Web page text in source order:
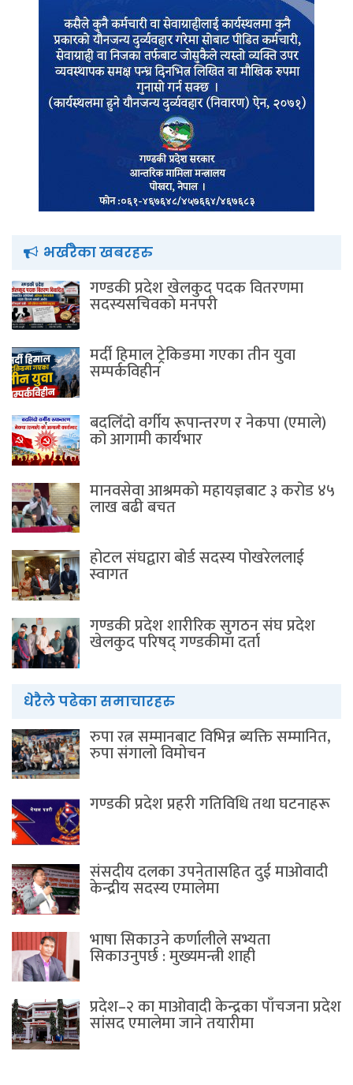
भर्खरैका खबरहरु
गण्डकी प्रदेश खेलकुद पदक वितरणमा
सदस्यसचिवकाे मनपरी
मर्दी हिमाल ट्रेकिङमा गएका तीन युवा
सम्पर्कविहीन
बदलिँदो वर्गीय रूपान्तरण र नेकपा (एमाले)
को आगामी कार्यभार
मानवसेवा आश्रमकाे‌ महायज्ञबाट ३ करोड ४५
लाख बढी बचत
होटल संघद्वारा बोर्ड सदस्य पोखरेललाई
स्वागत
गण्डकी प्रदेश शारीरिक सुगठन संघ प्रदेश
खेलकुद परिषद् गण्डकीमा दर्ता
धेरैले पढेका समाचारहरु
रुपा रत्न सम्मानबाट विभिन्न ब्यक्ति सम्मानित,
रुपा संगालो विमोचन
गण्डकी प्रदेश प्रहरी गतिविधि तथा घटनाहरू
संसदीय दलका उपनेतासहित दुई माओवादी
केन्द्रीय सदस्य एमालेमा
भाषा सिकाउने कर्णालीले सभ्यता
सिकाउनुपर्छ : मुख्यमन्त्री शाही
प्रदेश–२ का माओवादी केन्द्रका पाँचजना प्रदेश
सांसद एमालेमा जाने तयारीमा